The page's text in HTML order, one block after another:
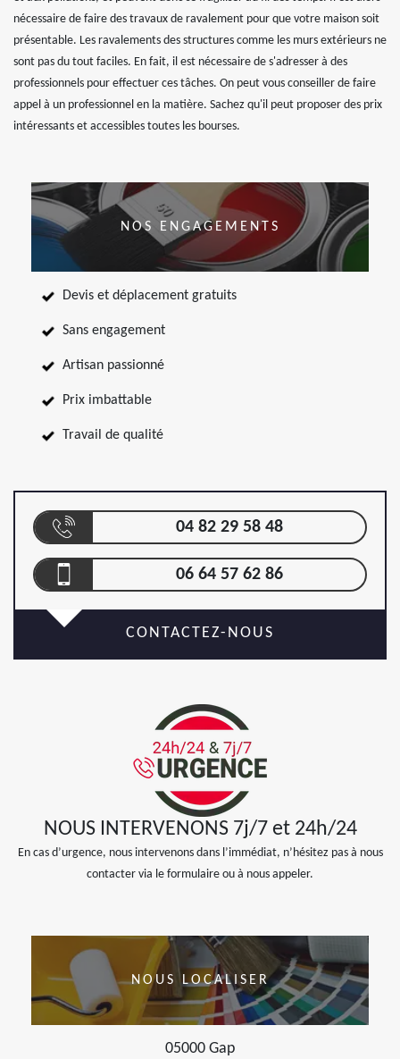
nécessaire de faire des travaux de ravalement pour que votre maison soit
présentable. Les ravalements des structures comme les murs extérieurs ne
sont pas du tout faciles. En fait, il est nécessaire de s'adresser à des
professionnels pour effectuer ces tâches. On peut vous conseiller de faire
appel à un professionnel en la matière. Sachez qu'il peut proposer des prix
intéressants et accessibles toutes les bourses.
NOS ENGAGEMENTS
Devis et déplacement gratuits
Sans engagement
Artisan passionné
Prix imbattable
Travail de qualité
04 82 29 58 48
06 64 57 62 86
CONTACTEZ-NOUS
NOUS INTERVENONS 7j/7 et 24h/24
En cas d’urgence, nous intervenons dans l’immédiat, n’hésitez pas à nous
contacter via le formulaire ou à nous appeler.
NOUS LOCALISER
05000 Gap